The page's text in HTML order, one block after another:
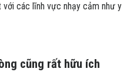
các lĩnh vực nhạy cảm như y
cũng rất hữu ích